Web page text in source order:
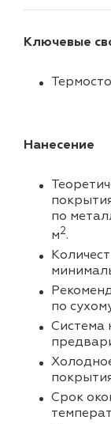
Ключевые
Нанесение
по
м2.
по
Система
Срок